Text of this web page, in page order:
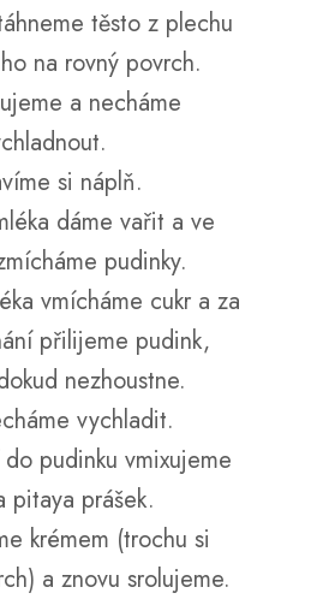
těsto z plechu
na rovný povrch.
a necháme
si náplň.
dáme vařit a ve
pudinky.
vmícháme cukr a za
přilijeme pudink,
nezhoustne.
vychladit.
pudinku vmixujeme
pitaya prášek.
krémem (trochu si
a znovu srolujeme.